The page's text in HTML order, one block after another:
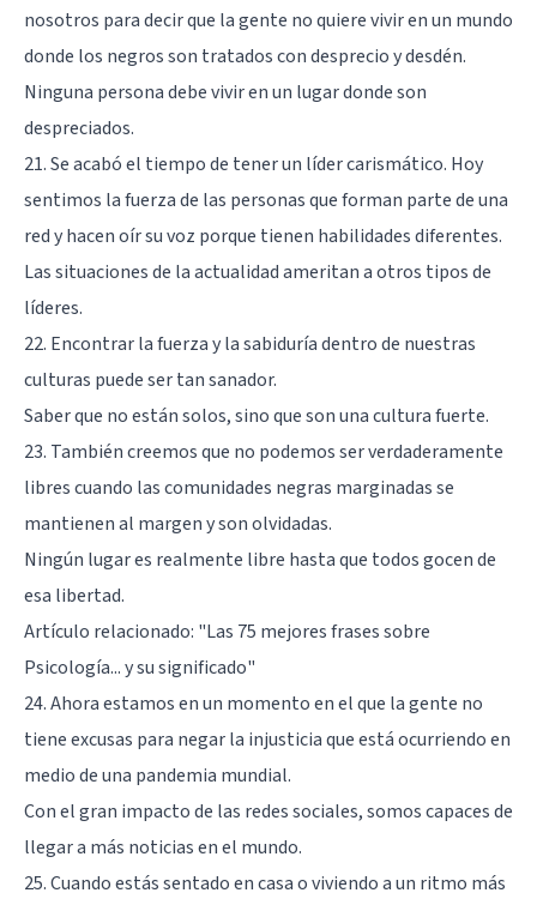
nosotros para decir que la gente no quiere vivir en un mundo
donde los negros son tratados con desprecio y desdén.
Ninguna persona debe vivir en un lugar donde son
despreciados.
21. Se acabó el tiempo de tener un líder carismático. Hoy
sentimos la fuerza de las personas que forman parte de una
red y hacen oír su voz porque tienen habilidades diferentes.
Las situaciones de la actualidad ameritan a otros tipos de
líderes.
22. Encontrar la fuerza y la sabiduría dentro de nuestras
culturas puede ser tan sanador.
Saber que no están solos, sino que son una cultura fuerte.
23. También creemos que no podemos ser verdaderamente
libres cuando las comunidades negras marginadas se
mantienen al margen y son olvidadas.
Ningún lugar es realmente libre hasta que todos gocen de
esa libertad.
Artículo relacionado: "Las 75 mejores frases sobre
Psicología... y su significado"
24. Ahora estamos en un momento en el que la gente no
tiene excusas para negar la injusticia que está ocurriendo en
medio de una pandemia mundial.
Con el gran impacto de las redes sociales, somos capaces de
llegar a más noticias en el mundo.
25. Cuando estás sentado en casa o viviendo a un ritmo más